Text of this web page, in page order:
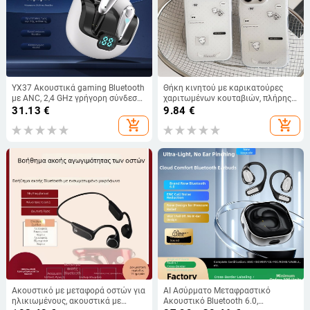
YX37 Ακουστικά gaming Bluetooth
με ANC, 2,4 GHz γρήγορη σύνδεση,
εξαιρετικά χαμηλή καθυστέρηση,
μακρά διάρκεια μπαταρίας, esports
ακουστικά με εξατομικευμένο
31.13 €
add_shopping_cart
Θήκη κινητού με καρικατούρες
χαριτωμένων κουταβιών, πλήρης
κάλυψη, πουά κουκίδες, για iPhone
17 Pro Max / 16 / 15 Pro, στυλ
κοινωνικών δικτύων
9.84 €
add_shopping_cart
Ακουστικό με μεταφορά οστών για
ηλικιωμένους, ακουστικά με
AI Ασύρματο Μεταφραστικό
Ακουστικό Bluetooth 6.0,